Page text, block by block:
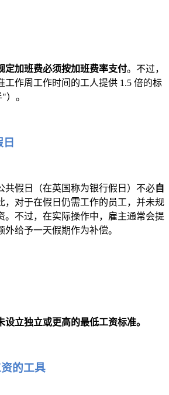
定加班费必须按加班费率支付。不过，
工作周工作时间的工人提供 1.5 倍的标
）。
共假日（在英国称为银行假日）不必自
，对于在假日仍需工作的员工，并未规
。不过，在实际操作中，雇主通常会提
给予一天假期作为补偿。
立独立或更高的最低工资标准。
的工具